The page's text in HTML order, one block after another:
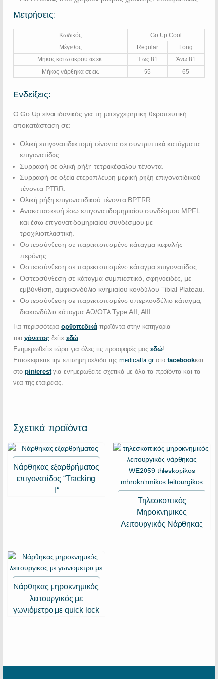
Μετρήσεις:
Κωδικός
Go Up Cool
Μέγεθος
Regular
Long
Μήκος κάτω άκρου σε εκ.
Έως 81
Άνω 81
Μήκος νάρθηκα σε εκ.
55 65
Ενδείξεις:
Ο Go Up είναι ιδανικός για τη μετεγχειρητική θεραπευτική
αποκατάσταση σε:
Ολική επιγονατιδεκτομή τένοντα σε συντριπτικά κατάγματα
επιγονατίδος.
Συρραφή σε ολική ρήξη τετρακέφαλου τένοντα.
Συρραφή σε οξεία ετερόπλευρη μερική ρήξη επιγονατίδικού
τένοντα PTRR.
Ολική ρήξη επιγονατιδικού τένοντα BPTRR.
Ανακατασκευή έσω επιγονατιδομηριαίου συνδέσμου MPFL
και έσω επιγονατιδομηριαίου συνδέσμου με
τροχιλιοπλαστική.
Οστεοσύνθεση σε παρεκτοπισμένο κάταγμα κεφαλής
περόνης.
Οστεοσύνθεση σε παρεκτοπισμένο κάταγμα επιγονατίδος.
Οστεοσύνθεση σε κάταγμα συμπιεστικό, σφηνοειδές, με
εμβύνθιση, αμφικονδύλιο κνημιαίου κονδύλου Tibial Plateau.
Οστεοσύνθεση σε παρεκτοπισμένο υπερκονδύλιο κάταγμα,
διακονδύλιο κάταγμα AO/OTA Type AII, AIII.
Για περισσότερα ορθοπεδικάπροϊόντα στην κατηγορία
του γόνατος δείτε εδώ.
Ενημερωθείτε τώρα για όλες τις προσφορές μας εδώ!.
Επισκεφτείτε την επίσημη σελίδα της medicalfa.grστο facebookκαι
στο pinterest για ενημερωθείτε σχετικά με όλα τα προϊόντα και τα
νέα της εταιρείας.
Σχετικά προϊόντα
Νάρθηκας εξαρθρήματος
επιγονατίδος “Tracking
II“
Τηλεσκοπικός
Μηροκνημικός
Λειτουργικός Νάρθηκας
Νάρθηκας μηροκνημικός
λειτουργικός με
γωνιόμετρο με quick lock